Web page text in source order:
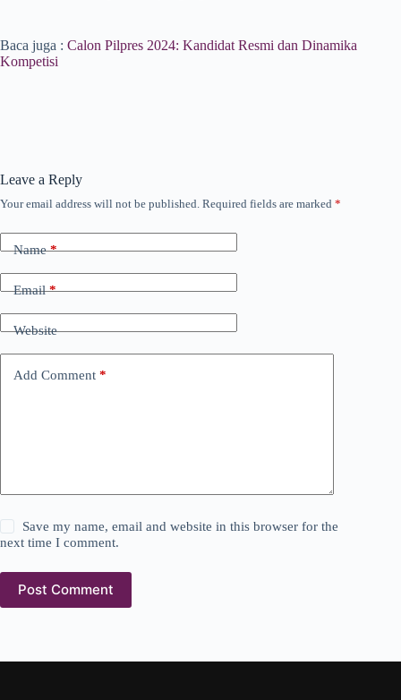
Baca juga : Calon Pilpres 2024: Kandidat Resmi dan Dinamika
Kompetisi
Leave a Reply
Your email address will not be published. Required fields are marked *
Name*
Email*
Website
Add Comment *
Save my name, email and website in this browser for the
next time I comment.
Post Comment